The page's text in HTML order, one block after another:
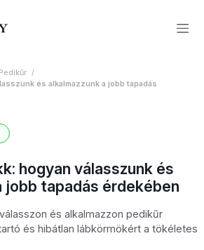
Pedikűr
és alkalmazzunk a jobb tapadás
hogyan válasszunk és
jobb tapadás érdekében
és alkalmazzon pedikűr
és hibátlan lábkörmökért a tökéletes